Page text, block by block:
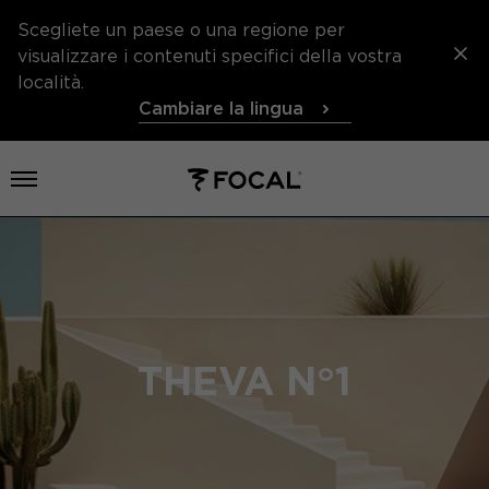
Scegliete un paese o una regione per
visualizzare i contenuti specifici della vostra
località.
Cambiare la lingua
Aprire il menu
THEVA N°1